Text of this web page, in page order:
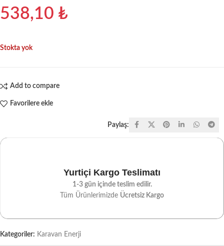
538,10 ₺
Stokta yok
Add to compare
Favorilere ekle
Paylaş:
Yurtiçi Kargo Teslimatı
1-3 gün içinde teslim edilir.
Tüm Ürünlerimizde Ücretsiz Kargo
Kategoriler: Karavan Enerji